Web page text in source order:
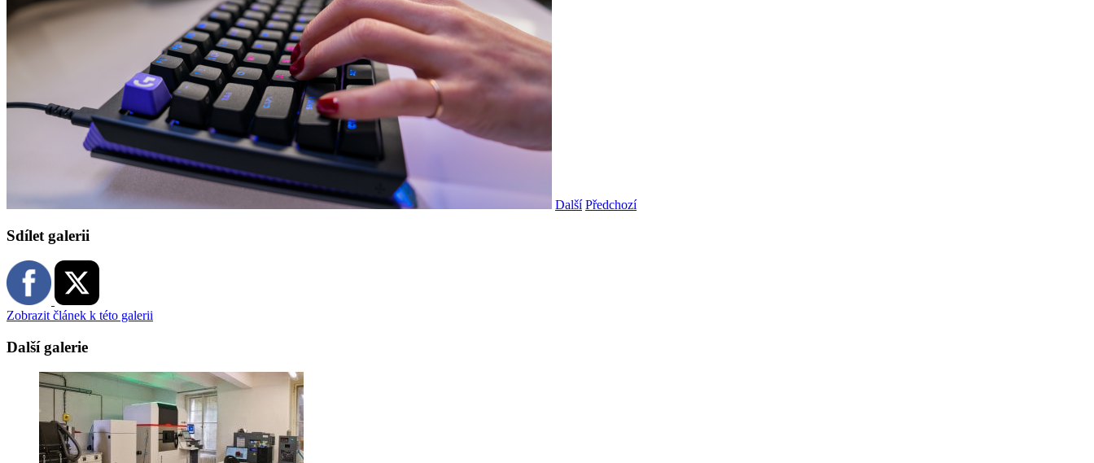
Další Předchozí
Sdílet galerii
Zobrazit článek k této galerii
Další galerie